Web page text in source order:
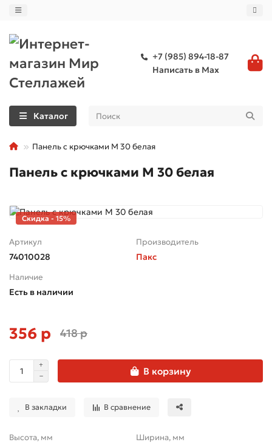
+7 (985) 894-18-87
Написать в Max
Каталог
Панель с крючками M 30 белая
Панель с крючками M 30 белая
Скидка - 15%
Артикул
74010028
Производитель
Пакс
Наличие
Есть в наличии
356 р 418 р
В корзину
В закладки В сравнение
Высота, мм Ширина, мм